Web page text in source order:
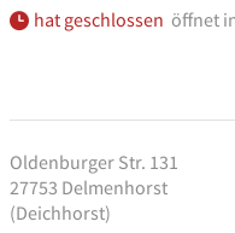
hat geschlossen öffnet
Oldenburger Str. 131
27753 Delmenhorst
(Deichhorst)